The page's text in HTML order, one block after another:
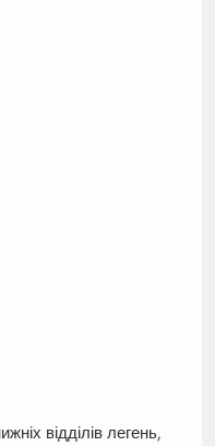
відділів легень,